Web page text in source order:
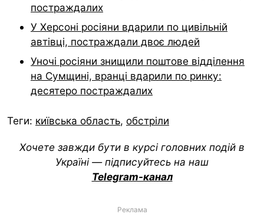
постраждалих
У Херсоні росіяни вдарили по цивільній
автівці, постраждали двоє людей
Уночі росіяни знищили поштове відділення
на Сумщині, вранці вдарили по ринку:
десятеро постраждалих
Теги: київська область, обстріли
Хочете завжди бути в курсі головних подій в
Україні — підписуйтесь на наш
Telegram-канал
Реклама